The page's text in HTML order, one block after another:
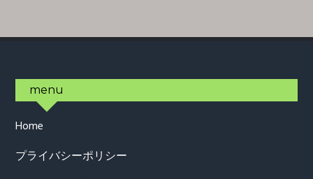
Footer
menu
Home
プライバシーポリシー